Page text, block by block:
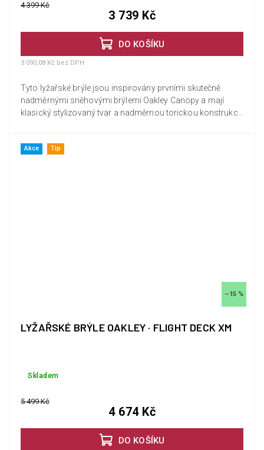
DO KOŠÍKU
3 090,08 Kč bez DPH
4 399 Kč
3 739 Kč
Tyto lyžařské brýle jsou inspirovány prvními skutečně
nadměrnými sněhovými brýlemi Oakley Canopy a mají
klasický stylizovaný tvar a nadměrnou torickou konstrukci
Akce Tip
–15 %
LYŽAŘSKÉ BRÝLE OAKLEY · FLIGHT DECK XM
Skladem
DO KOŠÍKU
5 499 Kč
4 674 Kč